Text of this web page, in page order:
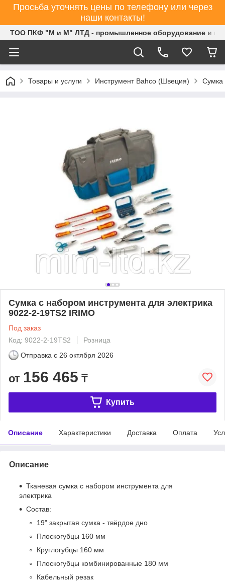
Просьба уточнять цены по телефону или через
наши контакты!
ТОО ПКФ "М и М" ЛТД - промышленное оборудование и
Товары и услуги Инструмент Bahco (Швеция) Сумка
Сумка с набором инструмента для электрика
9022-2-19TS2 IRIMO
Под заказ
Код: 9022-2-19TS2
Розница
Отправка с 26 октября 2026
от 156 465 ₸
Купить
Описание Характеристики Доставка Оплата
Описание
Тканевая сумка с набором инструмента для
электрика
Состав:
19" закрытая сумка - твёрдое дно
Плоскогубцы 160 мм
Круглогубцы 160 мм
Плоскогубцы комбинированные 180 мм
Кабельный резак